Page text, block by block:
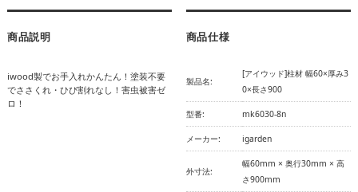
商品説明
iwood製でお手入れかんたん！塗装不要
でささくれ・ひび割れなし！害虫被害ゼ
ロ！
商品仕様
製品名:
[アイウッド]柱材 幅60×厚み3
0×長さ900
型番: mk6030-8n
メーカー: igarden
外寸法:
幅60mm × 奥行30mm × 高
さ900mm